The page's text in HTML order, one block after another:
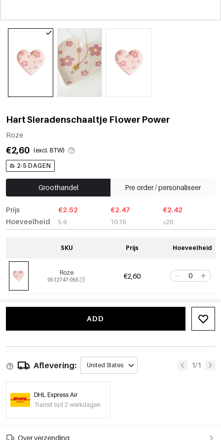
Hart Sieradenschaaltje Flower Power
Roze
€2,60 (excl. BTW)
2-5 DAGEN
Groothandel Pre order / personaliseer
Prijs
Hoeveelheid
€2.52
5-9
€2.47
10-19
€2.42
≥20
SKU Prijs Hoeveelheid
Roze
0512747-055 €2,60
ADD
Aflevering: United States 1/1
DHL Express Air
Transit tijd 2 werkdagen
Over verzending